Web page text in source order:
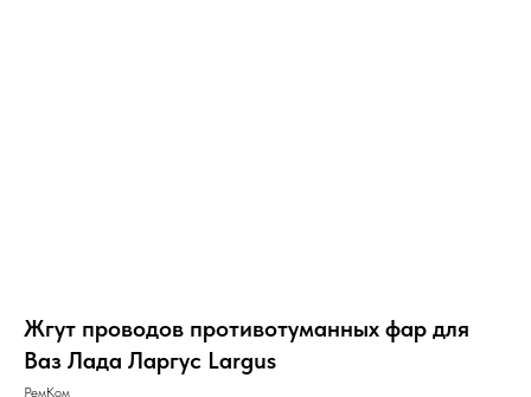
Жгут проводов противотуманных фар для
Ваз Лада Ларгус Largus
РемКом